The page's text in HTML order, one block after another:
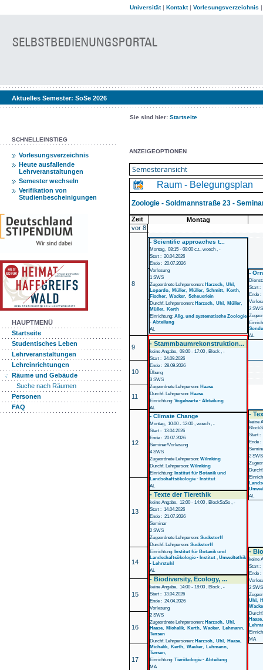
Universität| Kontakt| Vorlesungsverzeichnis
Aktuelles Semester: SoSe 2026
Sie sind hier: Startseite
SCHNELLEINSTIEG
Vorlesungsverzeichnis
Heute ausfallende
Lehrveranstaltungen
Semester wechseln
Verifikation von
Studienbescheinigungen
HAUPTMENÜ
Startseite
Studentisches Leben
Lehrveranstaltungen
Lehreinrichtungen
Räume und Gebäude
Suche nach Räumen
Personen
FAQ
ANZEIGEOPTIONEN
Raum - Belegungsplan
Zoologie - Soldmannstraße 23 -
Zeit
Montag
vor 8
8
- Scientific approaches t...
Montag, 08:15 - 09:00 c.t., woech , -
Start : 20.04.2026
Ende : 20.07.2026
Vorlesung
1 SWS
Zugeordnete Lehrpersonen: Harzsch, Uhl,
Lopardo, Müller, Müller, Schmitt, Kerth,
Fischer, Wacker, Scheuerlein
Durchf. Lehrpersonen: Harzsch, Uhl, Müller,
Müller, Kerth
Einrichtung: Allg. und systematische Zoologie
- Abteilung
AL
-
Start :
Ende :
2 SWS
AL
9 - Stammbaumrekonstruktion...
keine Angabe, 09:00 - 17:00 , Block , -
Start : 24.09.2026
Ende : 28.09.2026
Übung
3 SWS
Zugeordnete Lehrperson: Haase
Durchf. Lehrperson: Haase
Einrichtung: Vogelwarte - Abteilung
AL
- Climate Change
Montag, 10:00 - 12:00 , woech , -
Start : 13.04.2026
Ende : 20.07.2026
Seminar/Vorlesung
4 SWS
Zugeordnete Lehrperson: Wilmking
Durchf. Lehrperson: Wilmking
Einrichtung: Institut für Botanik und
Landschaftsökologie - Institut
AL
- Texte der Tierethik
keine Angabe, 12:00 - 14:00 , BlockSaSo , -
Start : 14.04.2026
Ende : 21.07.2026
Seminar
2 SWS
Zugeordnete Lehrperson: Suckstorff
Durchf. Lehrperson: Suckstorff
Einrichtung: Institut für Botanik und
Landschaftsökologie - Institut , Umweltethik
- Lehrstuhl
AL
- Biodiversity, Ecology, ...
keine Angabe, 14:00 - 18:00 , Block , -
Start : 13.04.2026
Ende : 24.04.2026
Vorlesung
2 SWS
Zugeordnete Lehrpersonen: Harzsch, Uhl,
Haase, Michalik, Kerth, Wacker, Lehmann,
Tensen
Durchf. Lehrpersonen: Harzsch, Uhl, Haase,
Michalik, Kerth, Wacker, Lehmann,
Tensen,
Einrichtung: Tierökologie - Abteilung
MA
10
11
12
-
keine
Start :
Ende :
2 SWS
AL
13
14
-
keine
Start :
Ende :
2 SWS
Uhl,
MA
15
16
17